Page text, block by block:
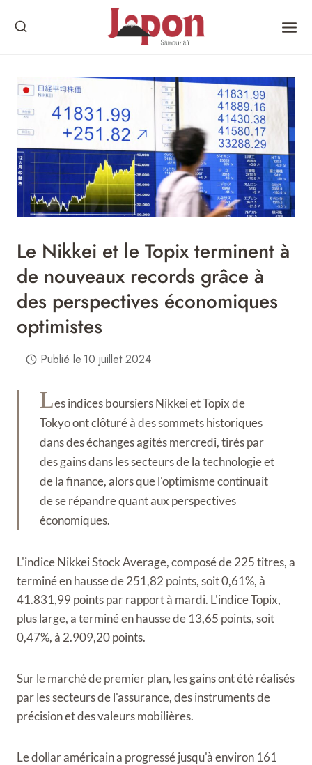
Le Nikkei et le Topix terminent à
de nouveaux records grâce à
des perspectives économiques
optimistes
Publié le 10 juillet 2024
Les indices boursiers Nikkei et Topix de
Tokyo ont clôturé à des sommets historiques
dans des échanges agités mercredi, tirés par
des gains dans les secteurs de la technologie et
de la finance, alors que l'optimisme continuait
de se répandre quant aux perspectives
économiques.
L'indice Nikkei Stock Average, composé de 225 titres, a
terminé en hausse de 251,82 points, soit 0,61%, à
41.831,99 points par rapport à mardi. L'indice Topix,
plus large, a terminé en hausse de 13,65 points, soit
0,47%, à 2.909,20 points.
Sur le marché de premier plan, les gains ont été réalisés
par les secteurs de l'assurance, des instruments de
précision et des valeurs mobilières.
Le dollar américain a progressé jusqu'à environ 161